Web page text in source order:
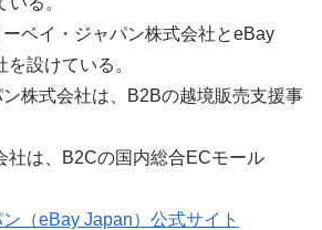
ーベイ・ジャパン株式会社とeBay
設けている。
ン株式会社は、B2Bの越境販売支援事
社は、B2Cの国内総合ECモール
（eBay Japan）公式サイト